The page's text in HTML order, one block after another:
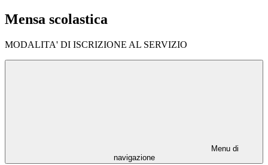
Mensa scolastica
MODALITA' DI ISCRIZIONE AL SERVIZIO
Menu di
navigazione